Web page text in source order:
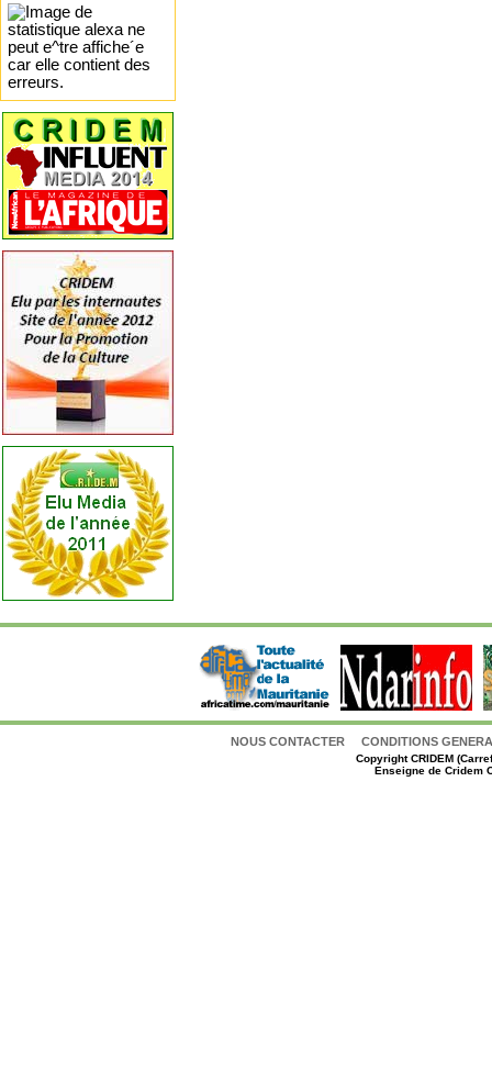
NOUS CONTACTER CONDITIONS
CopyrightCRIDEM
Enseigne de Cridem